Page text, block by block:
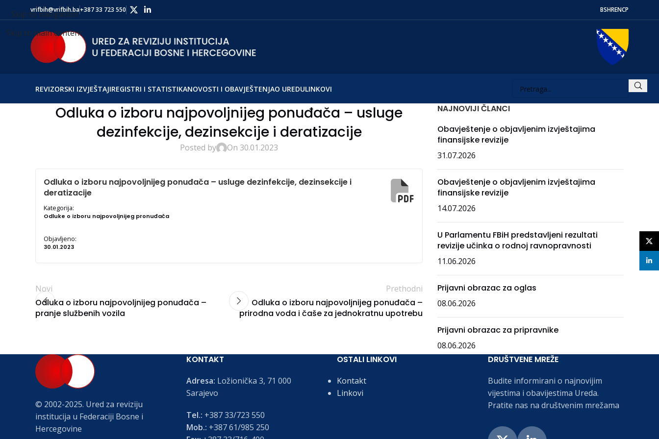
Skip to navigation
Skip to main content
vrifbih@vrifbih.ba+387 33 723 550 BSHRENСР
REVIZORSKI IZVJEŠTAJIREGISTRI I STATISTIKANOVOSTI I OBAVJEŠTENJAO UREDULINKOVI
Odluka o izboru najpovoljnijeg ponuđača – usluge
dezinfekcije, dezinsekcije i deratizacije
Posted by On 30.01.2023
Odluka o izboru najpovoljnijeg ponuđača – usluge dezinfekcije, dezinsekcije i
deratizacije
Kategorija:
Odluke o izboru najpovoljnijeg pronuđača
Objavljeno:
30.01.2023
Novi
Odluka o izboru najpovoljnijeg ponuđača –
pranje službenih vozila
Prethodni
Odluka o izboru najpovoljnijeg ponuđača –
prirodna voda i čaše za jednokratnu upotrebu
NAJNOVIJI ČLANCI
Obavještenje o objavljenim izvještajima
finansijske revizije
31.07.2026
Obavještenje o objavljenim izvještajima
finansijske revizije
14.07.2026
U Parlamentu FBiH predstavljeni rezultati
revizije učinka o rodnoj ravnopravnosti
11.06.2026
Prijavni obrazac za oglas
08.06.2026
Prijavni obrazac za pripravnike
08.06.2026
© 2002-2025. Ured za reviziju
institucija u Federaciji Bosne i
Hercegovine
KONTAKT
Adresa: Ložionička 3, 71 000
Sarajevo
Tel.: +387 33/723 550
Mob.: +387 61/985 250
OSTALI LINKOVI
Kontakt
Linkovi
DRUŠTVENE MREŽE
Budite informirani o najnovijim
vijestima i obavijestima Ureda.
Pratite nas na društvenim mrežama